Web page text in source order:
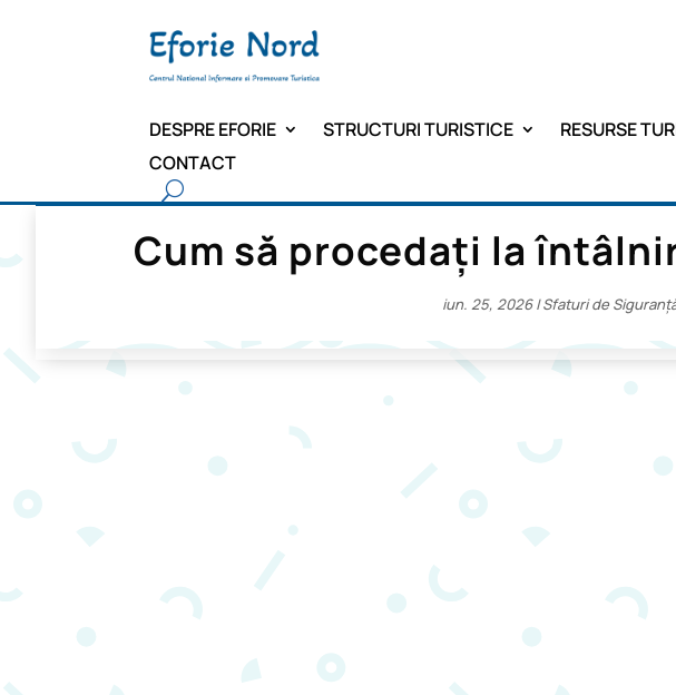
DESPRE EFORIE STRUCTURI TURISTICE RESURSE
CONTACT
Cum să procedați la
iun. 25, 2026|Sfaturi de